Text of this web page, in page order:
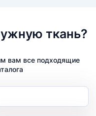
ткань?
вам все подходящие